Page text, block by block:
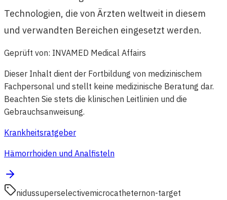
Technologien, die von Ärzten weltweit in diesem
und verwandten Bereichen eingesetzt werden.
Geprüft von: INVAMED Medical Affairs
Dieser Inhalt dient der Fortbildung von medizinischem
Fachpersonal und stellt keine medizinische Beratung dar.
Beachten Sie stets die klinischen Leitlinien und die
Gebrauchsanweisung.
Krankheitsratgeber
Hämorrhoiden und Analfisteln
nidussuperselectivemicrocatheternon-target